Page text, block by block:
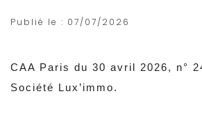
Publié le : 07/07/2026
CAA Paris du 30 avril 2026, n°
Société Lux’immo.